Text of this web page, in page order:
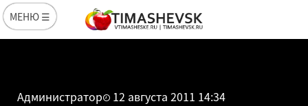
МЕНЮ ☰
Администратор 12 августа 2011 14:34